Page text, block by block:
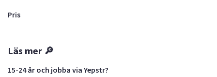
Pris
Läs mer 🔎
15-24 år och jobba via Yepstr?